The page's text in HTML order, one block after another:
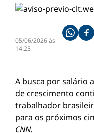
05/06/2026 às
14:25
A busca por salário
de crescimento
trabalhador
para os próximos
CNN.